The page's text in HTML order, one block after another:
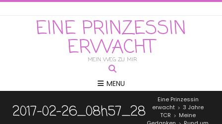
EINE PRINZESSIN
ERWACHT
MEIN WEG ZU MIR
MENU
2017-02-26_08h57_28
Eine Prinzessin
erwacht > 3 Jahre
TCR > Meine